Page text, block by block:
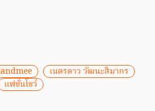
เนตรดาว วัฒนะสิมากร
แฟชั่นโชว์